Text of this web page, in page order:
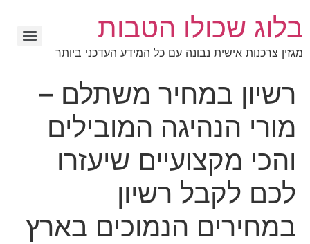
בלוג שכולו הטבות
מגזין צרכנות אישית נבונה עם כל המידע העדכני ביותר
רשיון במחיר משתלם –
מורי הנהיגה המובילים
והכי מקצועיים שיעזרו
לכם לקבל רשיון
במחירים הנמוכים בארץ